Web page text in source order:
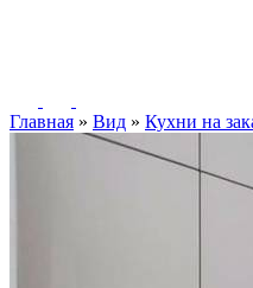
Главная » Вид » Кухни на